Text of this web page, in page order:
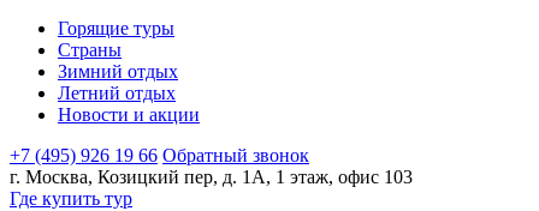
Горящие туры
Страны
Зимний отдых
Летний отдых
Новости и акции
+7 (495) 926 19 66 Обратный звонок
г. Москва, Козицкий пер, д. 1А, 1 этаж, офис 103
Где купить тур